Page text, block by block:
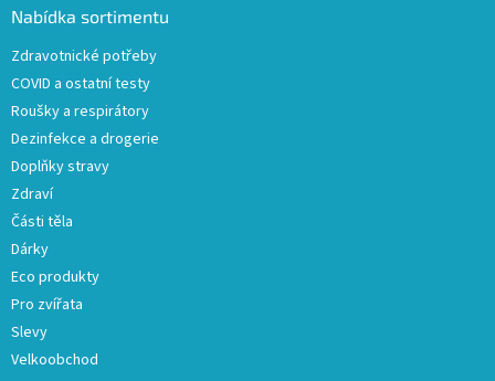
Nabídka sortimentu
Zdravotnické potřeby
COVID a ostatní testy
Roušky a respirátory
Dezinfekce a drogerie
Doplňky stravy
Zdraví
Části těla
Dárky
Eco produkty
Pro zvířata
Slevy
Velkoobchod